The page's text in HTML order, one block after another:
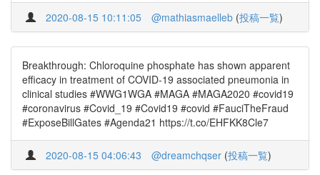
2020-08-15 10:11:05 @mathiasmaelleb (投稿一覧)
Breakthrough: Chloroquine phosphate has shown apparent
efficacy in treatment of COVID-19 associated pneumonia in
clinical studies #WWG1WGA #MAGA #MAGA2020 #covid19
#coronavirus #Covid_19 #Covid19 #covid #FauciTheFraud
#ExposeBillGates #Agenda21 https://t.co/EHFKK8Cle7
2020-08-15 04:06:43 @dreamchqser (投稿一覧)